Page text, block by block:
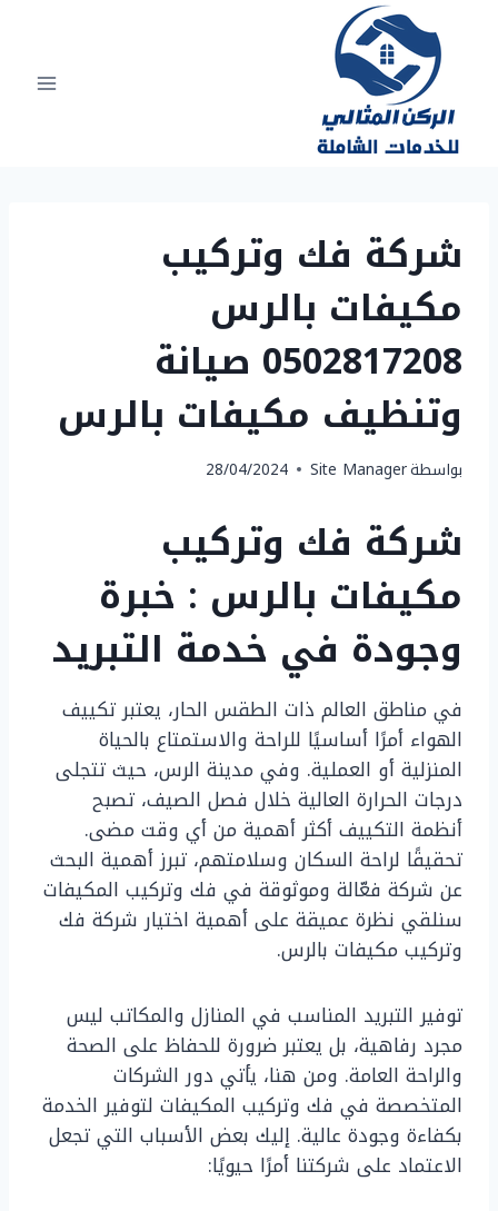
المحتوى
شركة فك وتركيب
مكيفات بالرس
0502817208 صيانة
وتنظيف مكيفات بالرس
بواسطةSite Manager
28/04/2024
شركة فك وتركيب
مكيفات بالرس : خبرة
وجودة في خدمة التبريد
في مناطق العالم ذات الطقس الحار، يعتبر تكييف
الهواء أمرًا أساسيًا للراحة والاستمتاع بالحياة
المنزلية أو العملية. وفي مدينة الرس، حيث تتجلى
درجات الحرارة العالية خلال فصل الصيف، تصبح
أنظمة التكييف أكثر أهمية من أي وقت مضى.
تحقيقًا لراحة السكان وسلامتهم، تبرز أهمية البحث
عن شركة فعّالة وموثوقة في فك وتركيب المكيفات
سنلقي نظرة عميقة على أهمية اختيار شركة فك
وتركيب مكيفات بالرس.
توفير التبريد المناسب في المنازل والمكاتب ليس
مجرد رفاهية، بل يعتبر ضرورة للحفاظ على الصحة
والراحة العامة. ومن هنا، يأتي دور الشركات
المتخصصة في فك وتركيب المكيفات لتوفير الخدمة
بكفاءة وجودة عالية. إليك بعض الأسباب التي تجعل
الاعتماد على شركتنا أمرًا حيويًا: